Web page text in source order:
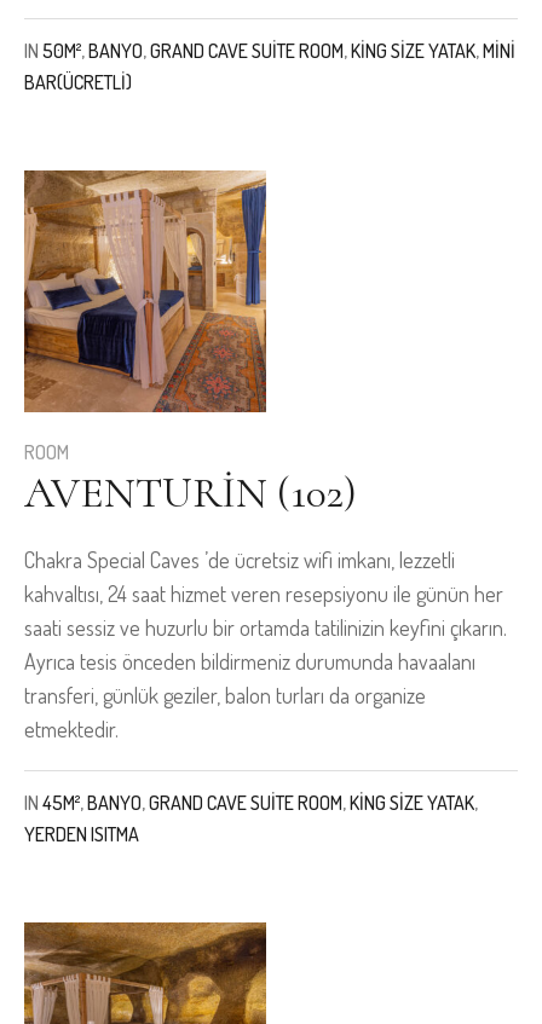
IN 50M²,BANYO,GRAND CAVE SUITE ROOM,KING SIZE YATAK,MINI
BAR(ÜCRETLI)
ROOM
AVENTURIN (102)
Chakra Special Caves ’de ücretsiz wifi imkanı, lezzetli
kahvaltısı, 24 saat hizmet veren resepsiyonu ile günün her
saati sessiz ve huzurlu bir ortamda tatilinizin keyfini çıkarın.
Ayrıca tesis önceden bildirmeniz durumunda havaalanı
transferi, günlük geziler, balon turları da organize
etmektedir.
IN 45M²,BANYO,GRAND CAVE SUITE ROOM,KING SIZE YATAK,
YERDEN ISITMA